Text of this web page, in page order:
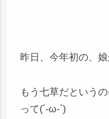
昨日、今年初の、娘
もう七草だという
って(´-ω-`)